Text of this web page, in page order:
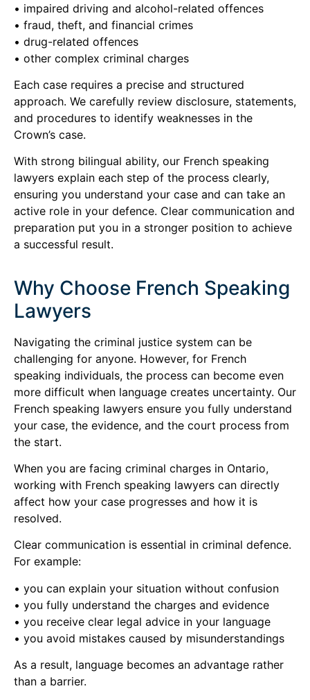
• impaired driving and alcohol-related offences
• fraud, theft, and financial crimes
• drug-related offences
• other complex criminal charges
Each case requires a precise and structured
approach. We carefully review disclosure, statements,
and procedures to identify weaknesses in the
Crown’s case.
With strong bilingual ability, our French speaking
lawyers explain each step of the process clearly,
ensuring you understand your case and can take an
active role in your defence. Clear communication and
preparation put you in a stronger position to achieve
a successful result.
Why Choose French Speaking
Lawyers
Navigating the criminal justice system can be
challenging for anyone. However, for French
speaking individuals, the process can become even
more difficult when language creates uncertainty. Our
French speaking lawyers ensure you fully understand
your case, the evidence, and the court process from
the start.
When you are facing criminal charges in Ontario,
working with French speaking lawyers can directly
affect how your case progresses and how it is
resolved.
Clear communication is essential in criminal defence.
For example:
• you can explain your situation without confusion
• you fully understand the charges and evidence
• you receive clear legal advice in your language
• you avoid mistakes caused by misunderstandings
As a result, language becomes an advantage rather
than a barrier.